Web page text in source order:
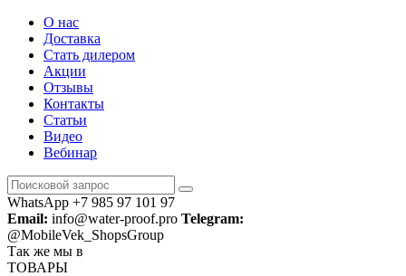
О нас
Доставка
Стать дилером
Акции
Отзывы
Контакты
Статьи
Видео
Вебинар
WhatsApp +7 985 97 101 97
Email: info@water-proof.pro Telegram:
@MobileVek_ShopsGroup
Так же мы в
ТОВАРЫ